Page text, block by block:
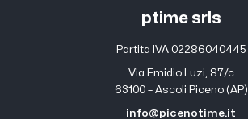
ptime srls
Partita IVA 02286040445
Via Emidio Luzi, 87/c
63100 – Ascoli Piceno (AP)
info@picenotime.it